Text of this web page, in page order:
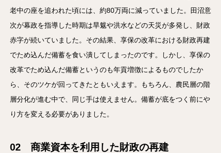
老中の座を追われた頃には、約80万両に減っていました。田沼意
次が幕政を指導した時期は旱魃や洪水などの天災が多発し、財政
赤字が続いていました。その結果、享保の改革における財政再建
でため込んだ備蓄を食い潰してしまったのです。しかし、享保の
改革でため込んだ備蓄というのも年貢増徴によるものでしたか
ら、そのツケが回ってきたともいえます。もちろん、農民層の階
層分化が進む中で、同じ手は使えません。備蓄が底をつく前にや
り方を変える必要がありました。
02 商業資本を利用した財政の再建